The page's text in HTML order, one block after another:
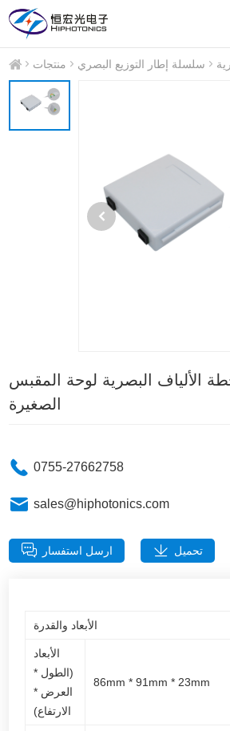
منتجات سلسلة إطار التوزيع البصري
الألياف البصرية لوحة المقبس
الصغيرة
0755-27662758
sales@hiphotonics.com
ارسل استفسار تحميل
الأبعاد والقدرة
الأبعاد
(الطول *
العرض *
الارتفاع)
86mm * 91mm * 23mm